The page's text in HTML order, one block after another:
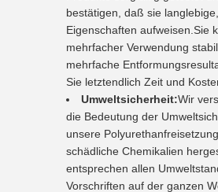
bestätigen, daß sie
Eigenschaften aufweisen.Sie
mehrfacher Verwendung
mehrfache
Sie letztendlich Zeit und
Umweltsicherheit:Wir
die Bedeutung der
unsere
schädliche Chemikalien
entsprechen allen
Vorschriften auf der ganzen